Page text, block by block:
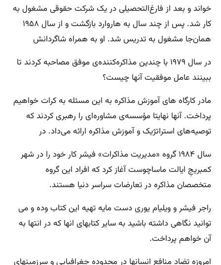
خواند و بعد از فارغ‌التحصیلی در یک شرکت حقوقی مشغول به
کار شد. پس از چند سال به هاروارد بازگشت و از سال ۱۹۵۸
همان‌جا مشغول به تدریس شد. او به همراه شاگردانش
در سال ۱۹۷۹ با چندین مذاکره‌کننده‌ی موفق مصاحبه کردند تا
ببینند عامل موفقیت آنها چیست؟
مادر کارگاه های آموزش مذاکره به این مسئله به کرات خواهیم
پرداخت. آنها نهایتا مؤسسه‌ی مشاوره‌ای را رهبری کردند که
توصیه‌های استراتژیک و آموزش مذاکره ارائه می‌داد. در
سال ۱۹۸۴ گروه «مدیریت مذاکرات» فیشر کار خود را در شهر
کمبریجِ ایالت ماساچوست آغاز کرد که افراد این گروه
متخصصان مذاکره در تعارضات سراسر دنیا هستند.
راجر فیشر و ویلیام یوری دست مایه تهیه این کتاب وده و می
توانید نگاهی داشته باشید به سایر کتابهای انها که در انتها به
آن خواهم پرداخت.
امروزه تضاد منافع انسانها در محدوده جغرافیایی و سرزمینهای